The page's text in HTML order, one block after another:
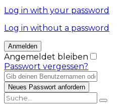
Log in with your password
Log in without a password
Angemeldet bleiben
Passwort vergessen?